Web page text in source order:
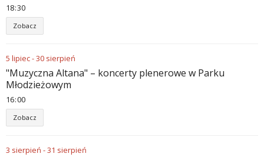
18:30
Zobacz
5 lipiec-30 sierpień
"Muzyczna Altana" – koncerty plenerowe w Parku
Młodzieżowym
16:00
Zobacz
3 sierpień -31 sierpień